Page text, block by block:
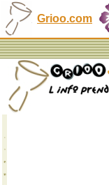
Grioo.com